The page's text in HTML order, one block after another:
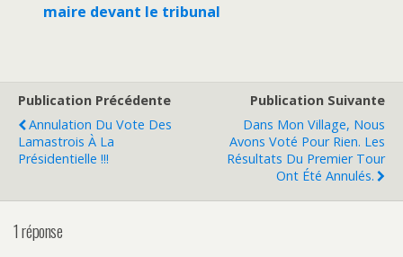
maire devant le tribunal
Publication Précédente
Annulation Du Vote Des
Lamastrois À La
Présidentielle !!!
Publication Suivante
Dans Mon Village, Nous
Avons Voté Pour Rien. Les
Résultats Du Premier Tour
Ont Été Annulés.
1 réponse